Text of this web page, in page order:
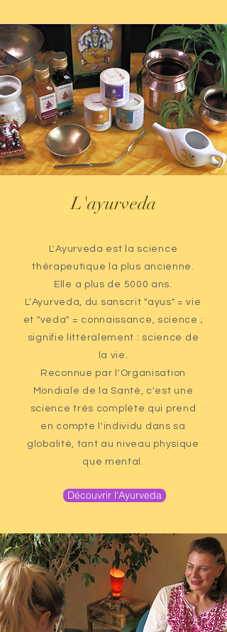
L'ayurveda
L'Ayurveda est la science
thérapeutique la plus ancienne.
Elle a plus de 5000 ans.
L'Ayurveda, du sanscrit "ayus" = vie
et "veda" = connaissance, science ;
signifie littéralement : science de
la vie.
Reconnue par l'Organisation
Mondiale de la Santé, c'est une
science très complète qui prend
en compte l'individu dans sa
globalité, tant au niveau physique
que mental.
Découvrir l'Ayurveda